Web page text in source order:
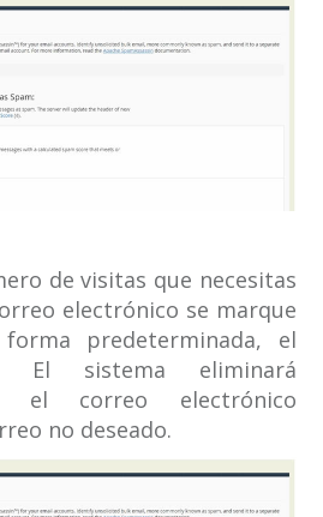
de visitas que necesitas
electrónico se marque
predeterminada, el
sistema eliminará
el correo electrónico
no deseado.